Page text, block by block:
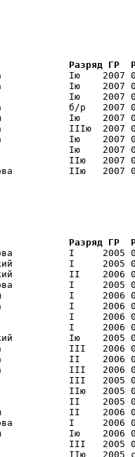
Разряд ГР
Iю
Iю
Iю
б/р
Iю
IIIю
Iю
Iю
IIю
IIю
Разряд ГР
I
I
II
I
I
I     2006
I     2006
I     2006
Iю
III
II
III
III
IIю
II
II
I
Iю
III
IIю   2005